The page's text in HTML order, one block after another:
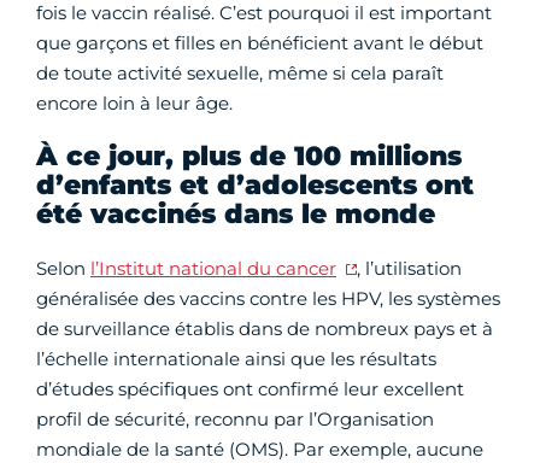
fois le vaccin réalisé. C’est pourquoi il est important
que garçons et filles en bénéficient avant le début
de toute activité sexuelle, même si cela paraît
encore loin à leur âge.
À ce jour, plus de 100 millions
d’enfants et d’adolescents ont
été vaccinés dans le monde
Selon l’Institut national du cancer
, l’utilisation
généralisée des vaccins contre les HPV, les systèmes
de surveillance établis dans de nombreux pays et à
l’échelle internationale ainsi que les résultats
d’études spécifiques ont confirmé leur excellent
profil de sécurité, reconnu par l’Organisation
mondiale de la santé (OMS). Par exemple, aucune